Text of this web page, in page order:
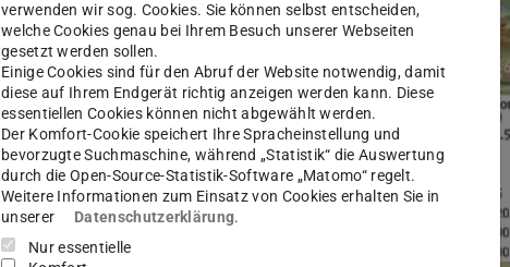
verwenden wir sog. Cookies. Sie können selbst entscheiden,
welche Cookies genau bei Ihrem Besuch unserer Webseiten
gesetzt werden sollen.
Einige Cookies sind für den Abruf der Website notwendig, damit
diese auf Ihrem Endgerät richtig anzeigen werden kann. Diese
essentiellen Cookies können nicht abgewählt werden.
Der Komfort-Cookie speichert Ihre Spracheinstellung und
bevorzugte Suchmaschine, während „Statistik“ die Auswertung
durch die Open-Source-Statistik-Software „Matomo“ regelt.
Weitere Informationen zum Einsatz von Cookies erhalten Sie in
unserer
Datenschutzerklärung.
Nur essentielle